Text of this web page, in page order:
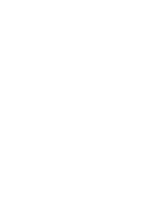
ocultar subpáginas